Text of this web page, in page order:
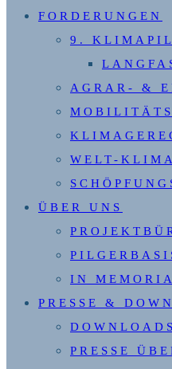
FORDERUNGEN
9.
AGRAR- &
WELT-
ÜBER UNS
IN
PRESSE &
DOWNLOADS
PRESSE